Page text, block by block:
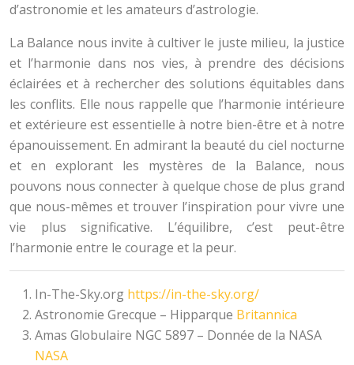
d’astronomie et les amateurs d’astrologie.
La Balance nous invite à cultiver le juste milieu, la justice
et l’harmonie dans nos vies, à prendre des décisions
éclairées et à rechercher des solutions équitables dans
les conflits. Elle nous rappelle que l’harmonie intérieure
et extérieure est essentielle à notre bien-être et à notre
épanouissement. En admirant la beauté du ciel nocturne
et en explorant les mystères de la Balance, nous
pouvons nous connecter à quelque chose de plus grand
que nous-mêmes et trouver l’inspiration pour vivre une
vie plus significative. L’équilibre, c’est peut-être
l’harmonie entre le courage et la peur.
In-The-Sky.org https://in-the-sky.org/
Astronomie Grecque – Hipparque Britannica
Amas Globulaire NGC 5897 – Donnée de la NASA
NASA